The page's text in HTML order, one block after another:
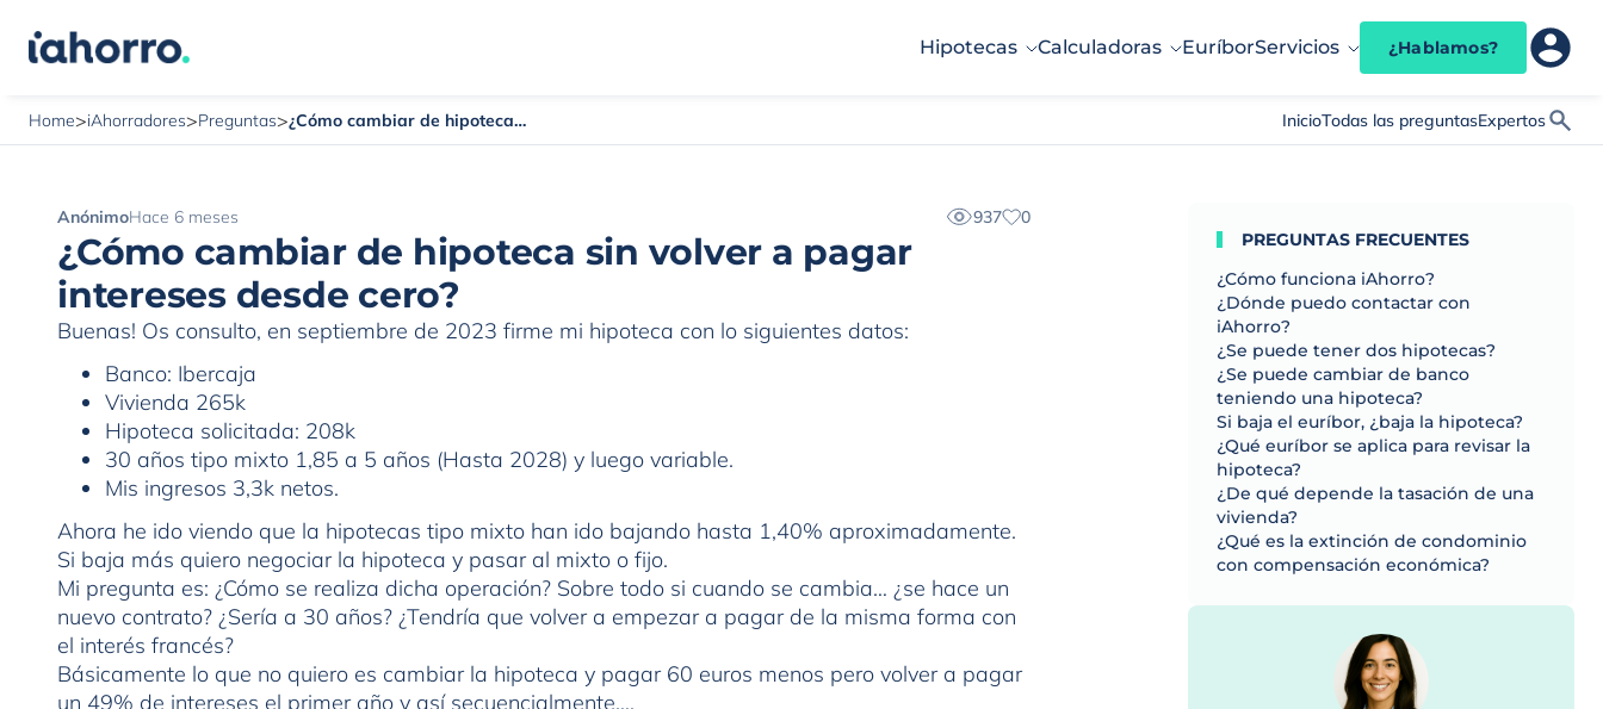
Hipotecas Calculadoras EuríborServicios ¿Hablamos?
Home>iAhorradores>Preguntas> ¿Cómo cambiar de hipoteca sin volver a pagar intereses desde cero? InicioTodas las preguntasExpertos
AnónimoHace 6 meses 937 0
¿Cómo cambiar de hipoteca sin volver a pagar
intereses desde cero?
Buenas! Os consulto, en septiembre de 2023 firme mi hipoteca con lo siguientes datos:
Banco: Ibercaja
Vivienda 265k
Hipoteca solicitada: 208k
30 años tipo mixto 1,85 a 5 años (Hasta 2028) y luego variable.
Mis ingresos 3,3k netos.
Ahora he ido viendo que la hipotecas tipo mixto han ido bajando hasta 1,40% aproximadamente.
Si baja más quiero negociar la hipoteca y pasar al mixto o fijo.
Mi pregunta es: ¿Cómo se realiza dicha operación? Sobre todo si cuando se cambia… ¿se hace un
nuevo contrato? ¿Sería a 30 años? ¿Tendría que volver a empezar a pagar de la misma forma con
el interés francés?
Básicamente lo que no quiero es cambiar la hipoteca y pagar 60 euros menos pero volver a pagar
un 49% de intereses el primer año y así secuencialmente….
PREGUNTAS FRECUENTES
¿Cómo funciona iAhorro?
¿Dónde puedo contactar con
iAhorro?
¿Se puede tener dos hipotecas?
¿Se puede cambiar de banco
teniendo una hipoteca?
Si baja el euríbor, ¿baja la hipoteca?
¿Qué euríbor se aplica para revisar la
hipoteca?
¿De qué depende la tasación de una
vivienda?
¿Qué es la extinción de condominio
con compensación económica?